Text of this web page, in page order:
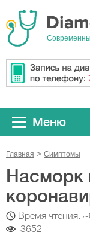
Меню
Главная Симптомы
Насморк
Время чтения:
3652